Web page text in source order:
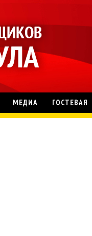
МЕДИА ГОСТЕВАЯ